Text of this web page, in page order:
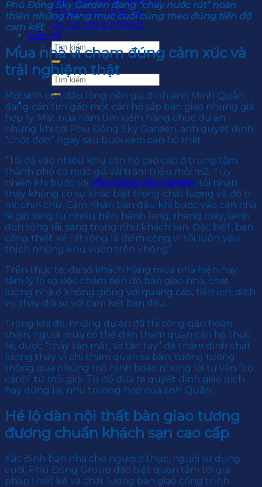
Chính sách nhân sự
Cơ hội nghề nghiệp
Liên hệ
Phú Đông Sky Garden đang “chạy nước rút” hoàn
thiện những hạng mục cuối cùng theo đúng tiến độ
cam kết.
Mua nhà vì chạm đúng cảm xúc và
trải nghiệm thật
Mới sinh con đầu lòng nên gia đình anh Minh Quân
đang cần tìm gấp một căn hộ sắp bàn giao nhưng giá
hợp lý. Mất nửa năm tìm kiếm hàng chục dự án
nhưng khi tới Phú Đông Sky Garden, anh quyết định
“chốt đơn” ngay sau buổi xem căn hộ thật.
“Tôi đã vào nhiều khu căn hộ cao cấp ở trung tâm
thành phố có mức giá vài trăm triệu mỗi m2. Tuy
nhiên khi bước tới Phú Đông Sky Garden, tôi nhận
thấy không có sự khác biệt trong chất lượng và độ tỉ
mỉ, chỉn chu. Cảm nhận ban đầu khi bước vào căn nhà
là gió lộng từ nhiều bên, hành lang, thang máy, sảnh
đón rộng rãi, sang trọng như khách sạn. Đặc biệt, ban
công thiết kế rất rộng là điểm cộng vì tôi luôn yêu
thích những khu vườn trên không”.
Trên thực tế, đa số khách hàng mua nhà hiện nay
tâm lý lo sợ việc chậm tiến độ bàn giao nhà, chất
lượng nhà ở không giống với quảng cáo, tiện ích, dịch
vụ thay đổi so với cam kết ban đầu…
Trong khi đó, những dự án đã thi công gần hoàn
thiện, người mua có thể đến tham quan căn hộ thực
tế, được “thấy tận mắt, sờ tận tay” để thẩm định chất
lượng thay vì chỉ tham quan sa bàn, tưởng tượng
thông qua những mô hình hoặc những lời tư vấn “có
cánh” từ môi giới. Từ đó đưa ra quyết định giao dịch
hay dừng lại, như trường hợp của anh Quân.
Hé lộ dàn nội thất bàn giao tương
đương chuẩn khách sạn cao cấp
Xác định bán nhà cho người ở thực, người sử dụng
cuối, Phú Đông Group đặc biệt quan tâm tới giải
pháp thiết kế và chất lượng bàn giao công trình.